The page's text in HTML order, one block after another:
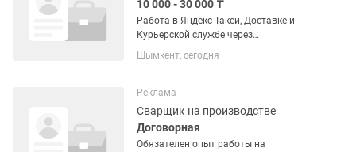
10 000 - 30 000 ₸
Работа в Яндекс Такси, Доставке и
Курьерской службе через
официального партнера Яндекс Такси-
ARLAN TAXI. Регистрация онлайн за 5
сразу после...
Шымкент, сегодня
Реклама
Сварщик на производстве
Договорная
Обязателен опыт работы на